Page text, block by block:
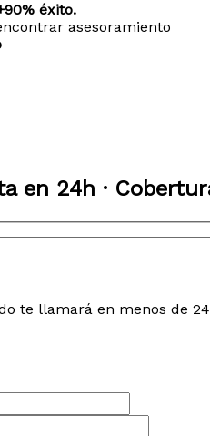
éxito.
asesoramiento
en 24h ·
te llamará en menos de